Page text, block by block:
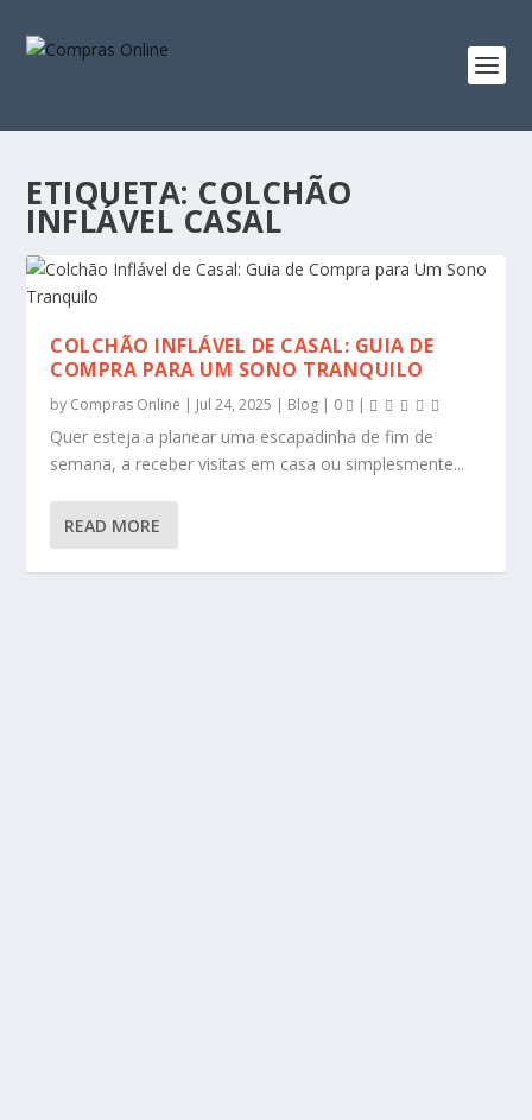
ETIQUETA: COLCHÃO
INFLÁVEL CASAL
COLCHÃO INFLÁVEL DE CASAL: GUIA DE
COMPRA PARA UM SONO TRANQUILO
by Compras Online | Jul 24, 2025 | Blog | 0 |
Quer esteja a planear uma escapadinha de fim de
semana, a receber visitas em casa ou simplesmente...
READ MORE